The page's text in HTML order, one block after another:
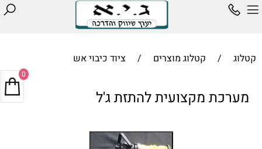
קטלוג / קטלוג מוצרים / ציוד כיבוי אש
מערכת מקצועית להתזת ג'ל
0